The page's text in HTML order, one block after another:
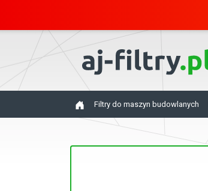
Filtry do maszyn budowlanych